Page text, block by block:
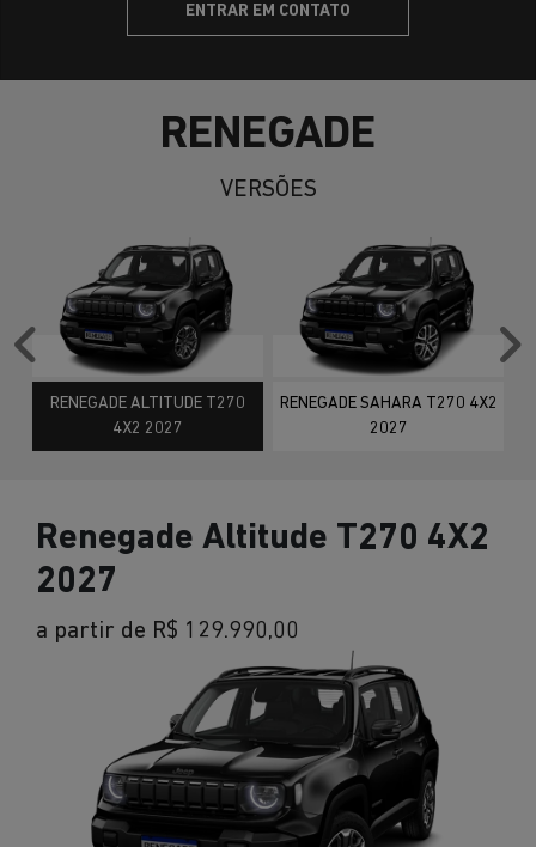
ENTRAR EM CONTATO
RENEGADE
VERSÕES
RENEGADE ALTITUDE T270
4X2 2027
RENEGADE SAHARA T270 4X2
2027
Anterior
Renegade Altitude T270 4X2
2027
a partir de R$ 129.990,00